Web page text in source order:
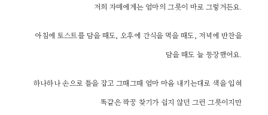
저희 자매에게는 엄마의 그릇이 바로 그렇거든요.
아침에 토스트를 담을 때도, 오후에 간식을 먹을 때도, 저녁에 반찬을
담을 때도 늘 등장했어요.
하나하나 손으로 틀을 잡고 그때그때 엄마 마음 내키는대로 색을 입혀
똑같은 짝꿍 찾기가 쉽지 않던 그런 그릇이지만